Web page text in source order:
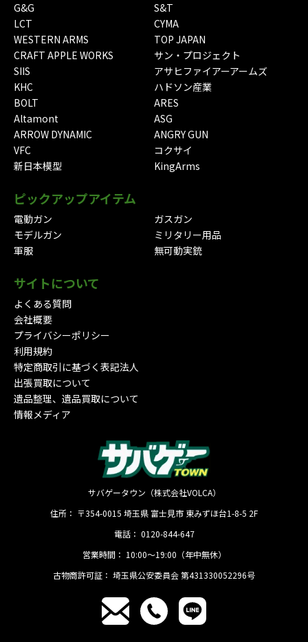
G&G
S&T
LCT
CYMA
WESTERN ARMS
TOP JAPAN
CRAFT APPLE WORKS
サン・プロジェクト
SIIS
アサヒファイアーアームズ
KHC
ハドソン産業
BOLT
ARES
Altamont
ASG
ARROW DYNAMIC
ANGRY GUN
VFC
コクサイ
新日本模型
KingArms
ピックアップアイテム
電動ガン
ガスガン
モデルガン
ミリタリー用品
軍服
無可動実銃
サイトについて
よくある質問
会社概要
プライバシーポリシー
利用規約
特定商取引に基づく表記法人
出張買取について
遺品整理、遺品買取について
情報メディア
サバゲータウン（株式会社VOLCA）
住所： 〒354-0015 埼玉県 富士見市 東みずほ台1-8-5 2F
電話： 0120-844-647
営業時間： 10:00〜19:00（年中無休）
古物商許可証： 埼玉県公安委員会 第431330052296号